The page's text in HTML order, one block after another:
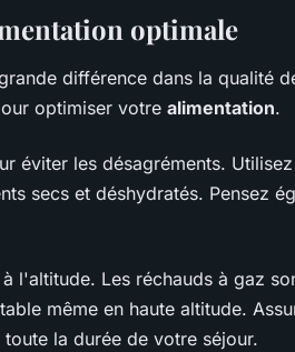
optimale
différence dans la qualité
optimiser votre alimentation.
éviter les désagréments.
secs et déshydratés. Pensez
l'altitude. Les réchauds à gaz
même en haute altitude.
la durée de votre séjour.